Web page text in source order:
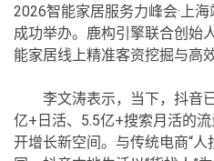
2026智能家居服务力峰会·上
成功举办。鹿构引擎联合创始
能家居线上精准客资挖掘与高
李文涛表示，当下，抖音
亿+日活、5.5亿+搜索月活的
开增长新空间。与传统电商“